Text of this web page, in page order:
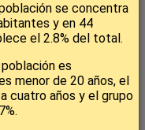
se concentra
y en 44
el 2.8% del total.
es
menor de 20 años, el
cuatro años y el grupo